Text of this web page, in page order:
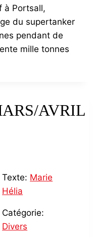
à Portsall,
du supertanker
pendant de
mille tonnes
AVRIL
Texte: Marie
Hélia
Catégorie:
Divers